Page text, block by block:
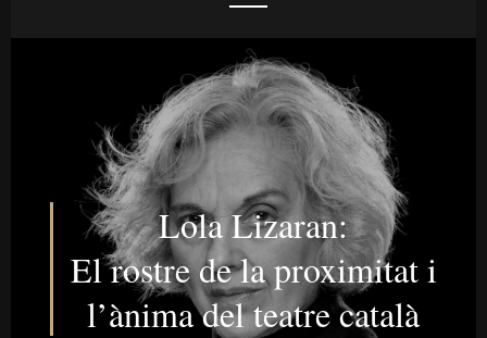
Lola Lizaran:
El rostre de la proximitat i
l’ànima del teatre català